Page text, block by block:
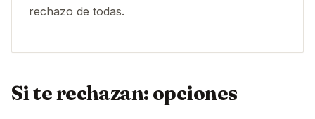
rechazo de todas.
Si te rechazan: opciones